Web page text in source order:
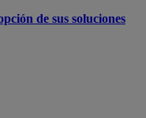
de sus soluciones